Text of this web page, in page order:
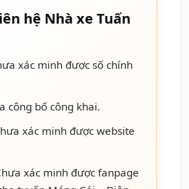
hệ Nhà xe Tuấn
xác minh được số chính
công bố công khai.
xác minh được website
xác minh được fanpage